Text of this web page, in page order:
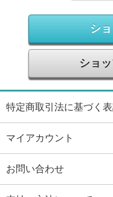
シ
ショ
特定商取引法に基づく表
マイアカウント
お問い合わせ